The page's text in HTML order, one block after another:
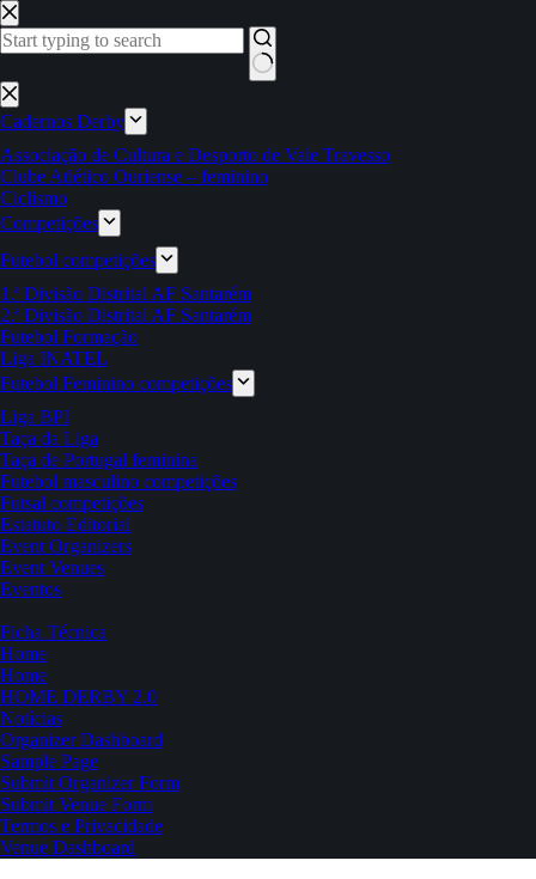
Pular
para
o
Sem
resultados
Cadernos Derby
Associação de Cultura e Desporto de Vale Travesso
Clube Atlético Ouriense – feminino
Ciclismo
Competições
Futebol competições
1.ª Divisão Distrital AF Santarém
2.ª Divisão Distrital AF Santarém
Futebol Formação
Liga INATEL
Futebol Feminino competições
Liga BPI
Taça da Liga
Taça de Portugal feminina
Futebol masculino competições
Futsal competições
Estatuto Editorial
Event Organizers
Event Venues
Eventos
Ficha Técnica
Home
Home
HOME DERBY 2.0
Notícias
Organizer Dashboard
Sample Page
Submit Organizer Form
Submit Venue Form
Termos e Privacidade
Venue Dashboard